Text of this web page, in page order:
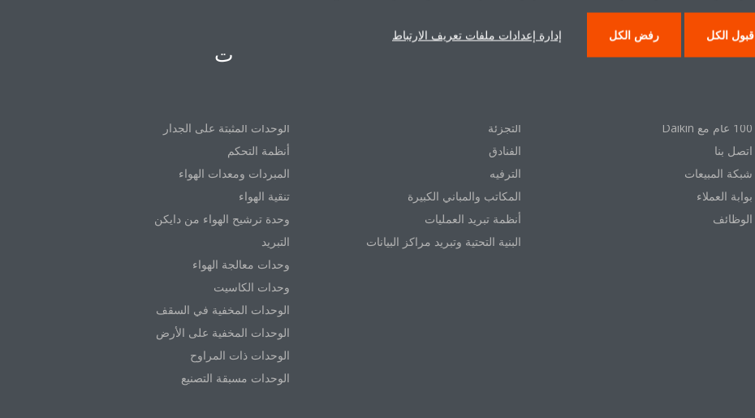
المنتجات
الوحدات المثبتة على الجدار
أنظمة التحكم
المبردات ومعدات الهواء
تنقية الهواء
وحدة ترشيح الهواء من دايكن
التبريد
وحدات معالجة الهواء
وحدات الكاسيت
الوحدات المخفية في السقف
الوحدات المخفية على الأرض
الوحدات ذات المراوح
الوحدات مسبقة التصنيع
التجزئة
الفنادق
الترفيه
المكاتب والمباني الكبيرة
أنظمة تبريد العمليات
البنية التحتية وتبريد مراكز البيانات
حول دايكن
100 عام مع Daikin
اتصل بنا
شبكة المبيعات
بوابة العملاء
الوظائف
قبول الكل رفض الكل إدارة إعدادات ملفات تعريف الارتباط